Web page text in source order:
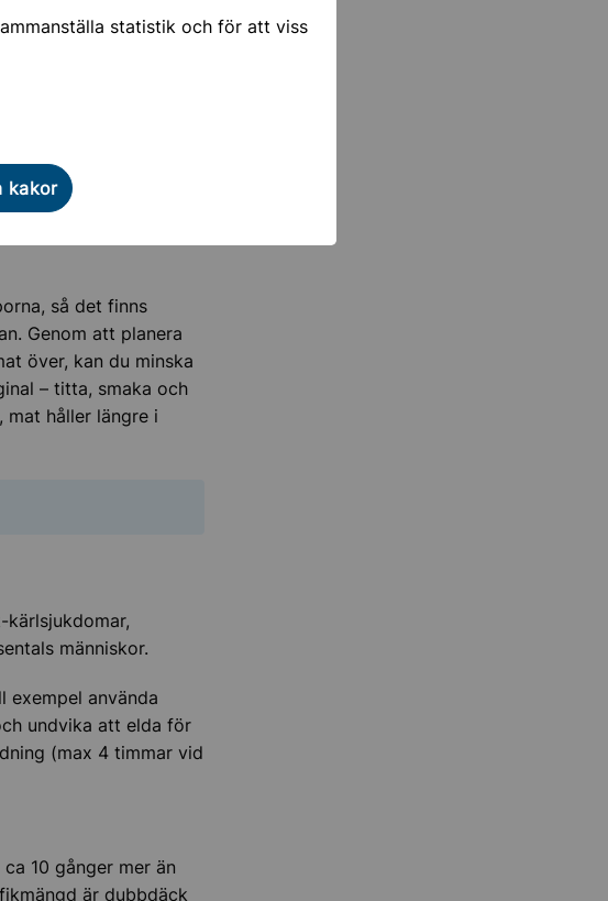
statistik och för att viss
kakor
som är oundvikligt,
den mat som slängs i
rätt sätt.
så det finns
Genom att planera
över, kan du minska
– titta, smaka och
mat håller längre i
människor.
exempel använda
undvika att elda för
(max 4 timmar vid
10 gånger mer än
är dubbdäck